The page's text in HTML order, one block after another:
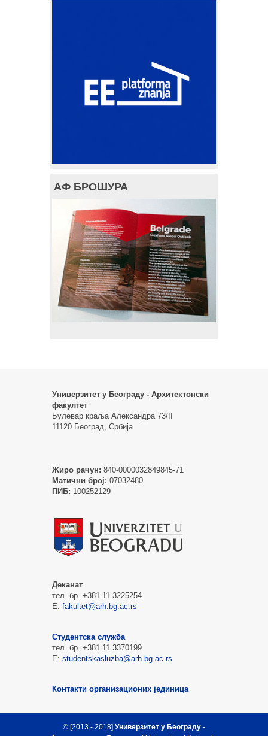
АФ БРОШУРА
Универзитет у Београду - Архитектонски
факултет
Булевар краља Александра 73/II
11120 Београд, Србија
Жиро рачун: 840-0000032849845-71
Матични број: 07032480
ПИБ: 100252129
Деканат
тел. бр. +381 11 3225254
Е: fakultet@arh.bg.ac.rs
Студентска служба
тел. бр. +381 11 3370199
Е: studentskasluzba@arh.bg.ac.rs
Контакти организационих јединица
© [2013 - 2018] Универзитет у Београду -